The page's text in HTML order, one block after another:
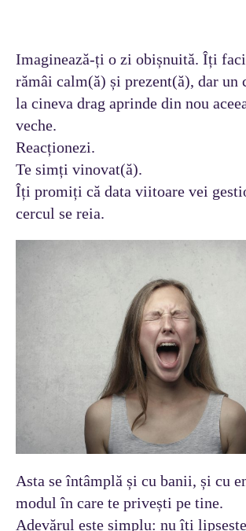
Imaginează-ți o zi obișnuită. Îți
rămâi calm(ă) și prezent(ă), dar un
la cineva drag aprinde din nou
veche.
Reacționezi.
Te simți vinovat(ă).
Îți promiți că data viitoare vei
cercul se reia.
Asta se întâmplă și cu banii, și cu
modul în care te privești pe tine.
Adevărul este simplu: nu îți